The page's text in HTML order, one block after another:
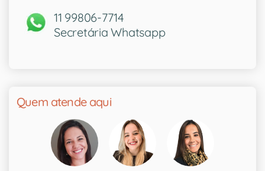
11 99806-7714
Secretária Whatsapp
Quem atende aqui